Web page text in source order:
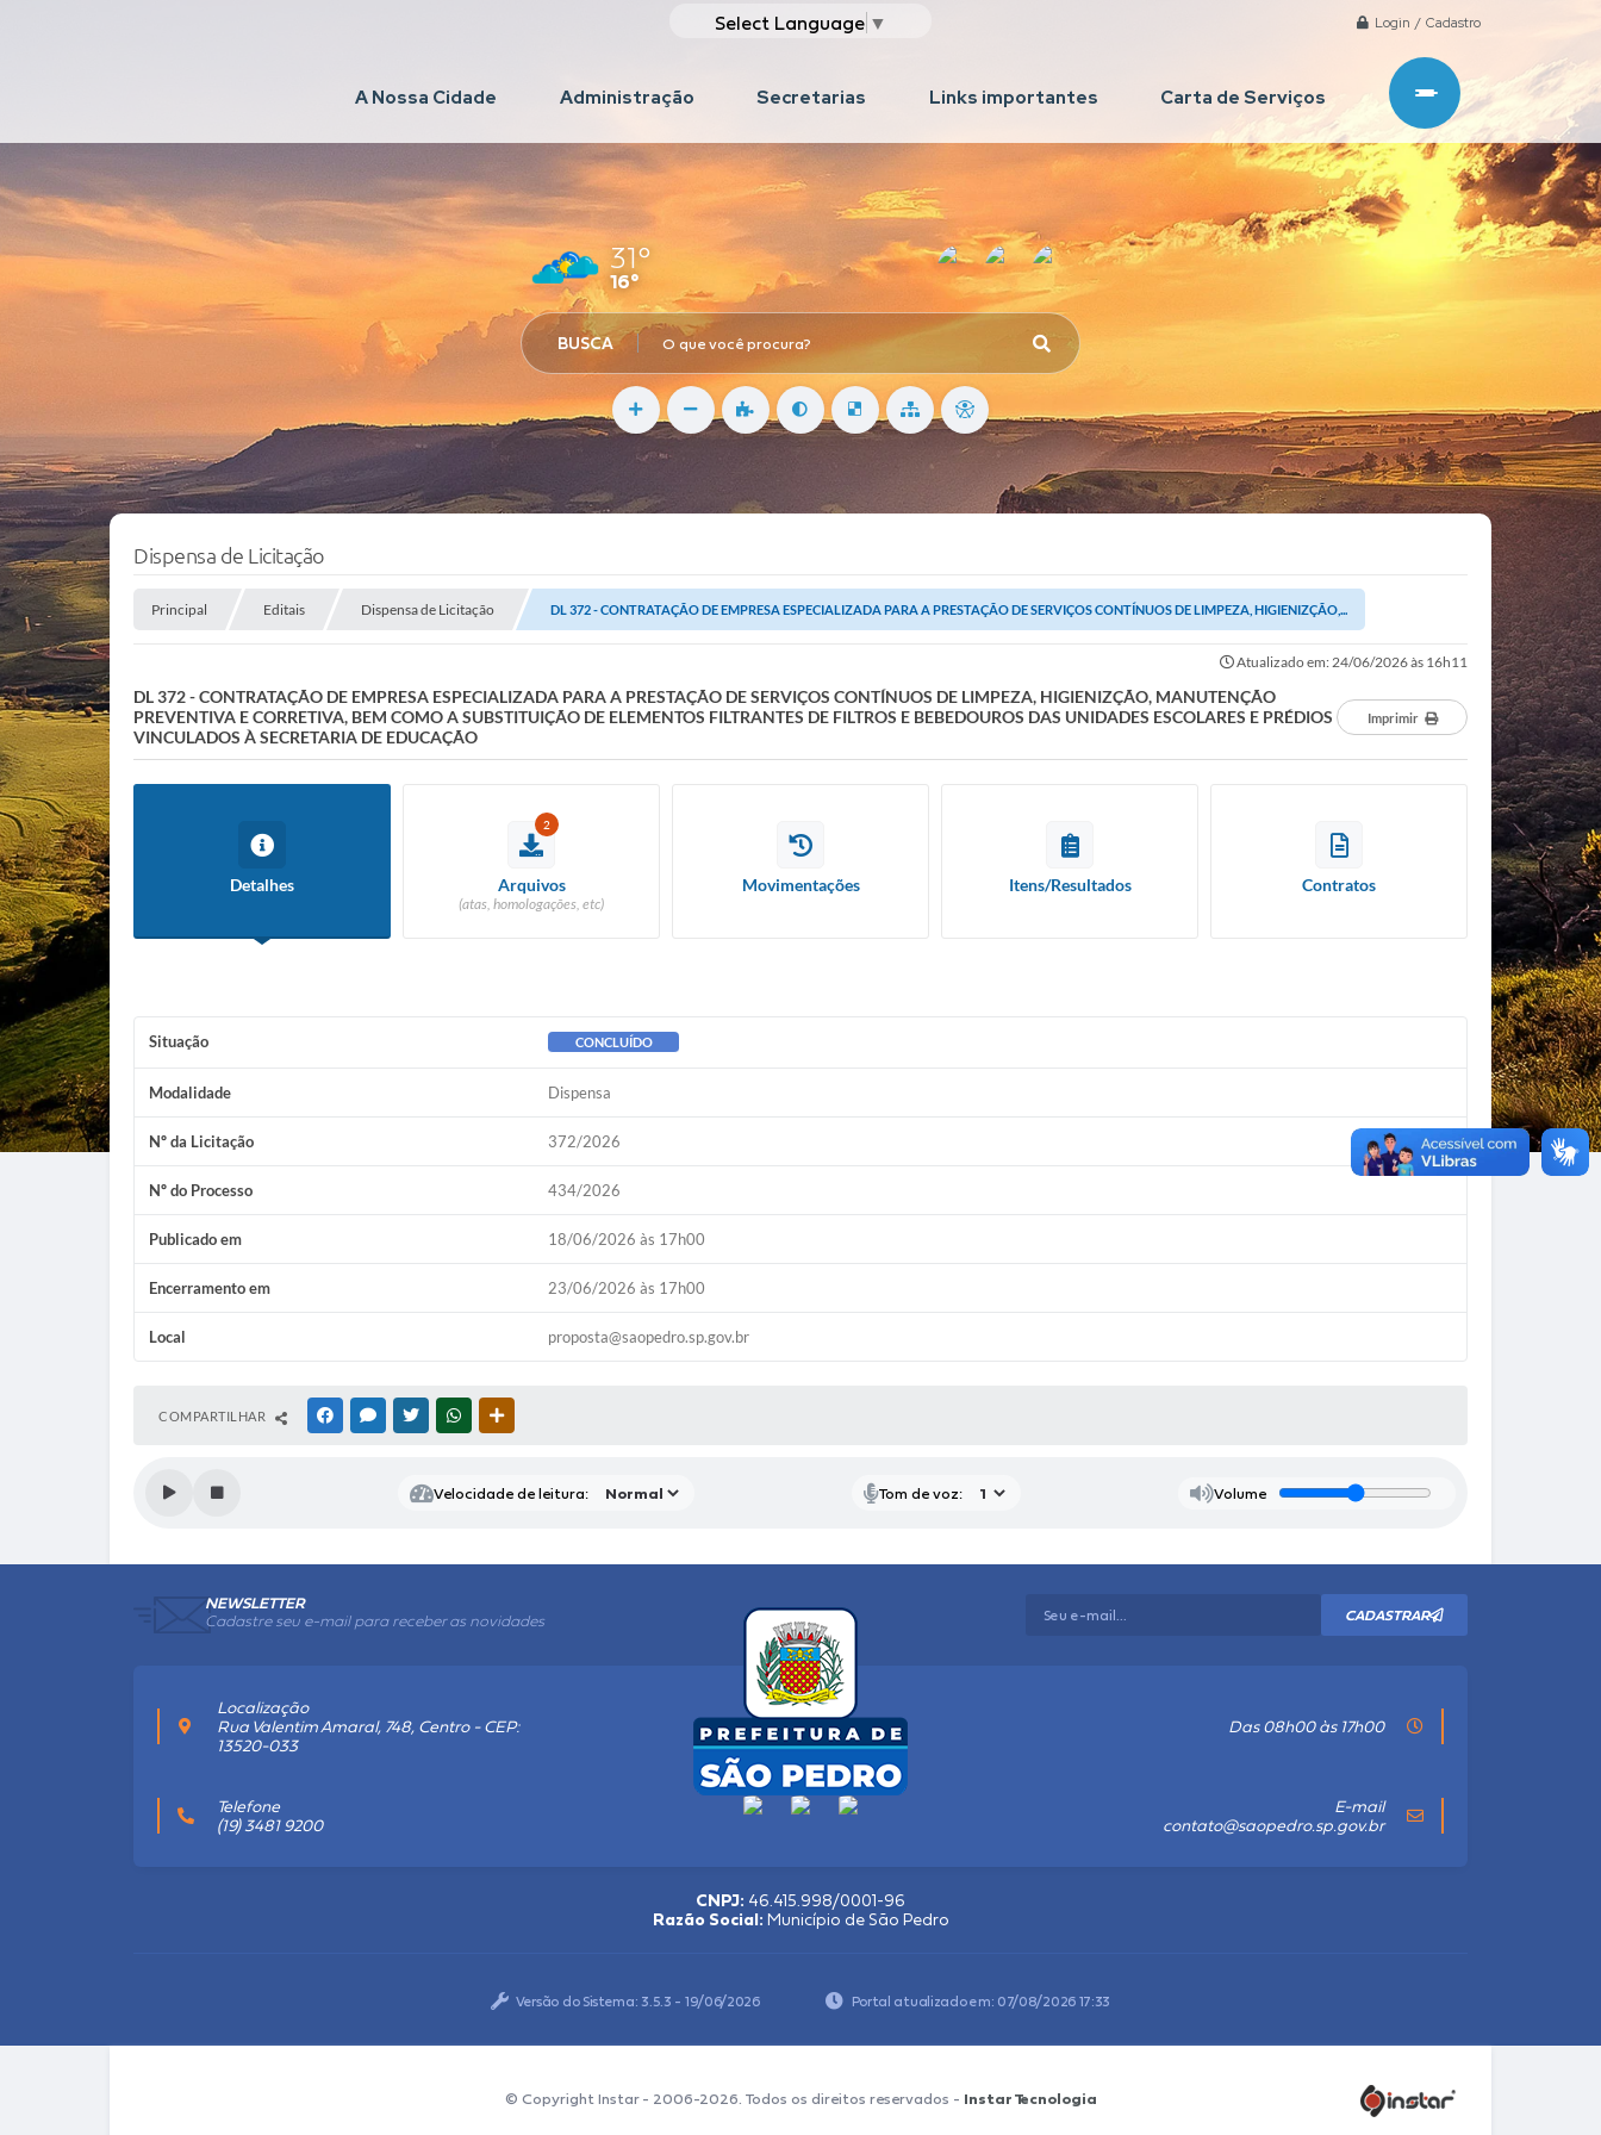
Login / Cadastro
Select Language ▼
A Nossa Cidade Administração Secretarias Links importantes Carta de Serviços
31°
16°
BUSCA
Dispensa de Licitação
Principal Editais Dispensa de Licitação DL 372 - CONTRATAÇÃO DE EMPRESA ESPECIALIZADA PARA A PRESTAÇÃO DE SERVIÇOS CONTÍNUOS DE LIMPEZA, HIGIENIZÇÃO,...
Atualizado em: 24/06/2026 às 16h11
DL 372 - CONTRATAÇÃO DE EMPRESA ESPECIALIZADA PARA A PRESTAÇÃO DE SERVIÇOS CONTÍNUOS DE LIMPEZA, HIGIENIZÇÃO, MANUTENÇÃO
PREVENTIVA E CORRETIVA, BEM COMO A SUBSTITUIÇÃO DE ELEMENTOS FILTRANTES DE FILTROS E BEBEDOUROS DAS UNIDADES ESCOLARES E PRÉDIOS
VINCULADOS À SECRETARIA DE EDUCAÇÃO
Imprimir
Detalhes
2
Arquivos
(atas, homologações, etc)
Movimentações Itens/Resultados Contratos
Situação CONCLUÍDO
Modalidade Dispensa
Nº da Licitação 372/2026
Nº do Processo 434/2026
Publicado em 18/06/2026 às 17h00
Encerramento em 23/06/2026 às 17h00
Local proposta@saopedro.sp.gov.br
COMPARTILHAR FACEBOOKMESSENGER
TWITTERWHATSAPP
Velocidade de leitura: Tom de voz: Volume
NEWSLETTER
Cadastre seu e-mail para receber as novidades
CADASTRAR
Localização
Rua Valentim Amaral, 748, Centro - CEP:
13520-033
Das 08h00 às 17h00
Telefone
(19) 3481 9200
E-mail
contato@saopedro.sp.gov.br
CNPJ: 46.415.998/0001-96
Razão Social: Município de São Pedro
Versão do Sistema: 3.5.3 - 19/06/2026 Portal atualizado em: 07/08/2026 17:33
© Copyright Instar - 2006-2026. Todos os direitos reservados - Instar Tecnologia